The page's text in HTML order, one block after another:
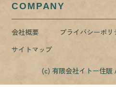
COMPANY
会社概要 プライバシーポリ
サイトマップ
(c) 有限会社イトー住販